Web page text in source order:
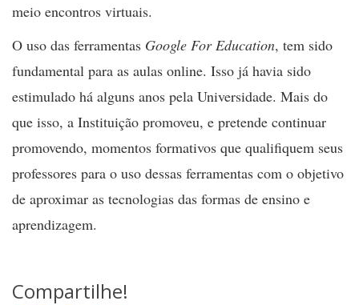
meio encontros virtuais.
O uso das ferramentas Google For Education, tem sido
fundamental para as aulas online. Isso já havia sido
estimulado há alguns anos pela Universidade. Mais do
que isso, a Instituição promoveu, e pretende continuar
promovendo, momentos formativos que qualifiquem seus
professores para o uso dessas ferramentas com o objetivo
de aproximar as tecnologias das formas de ensino e
aprendizagem.
Compartilhe!